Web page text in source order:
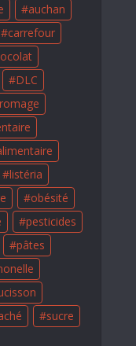
auchan
carrefour
DLC
listéria
obésité
pesticides
pâtes
sucre